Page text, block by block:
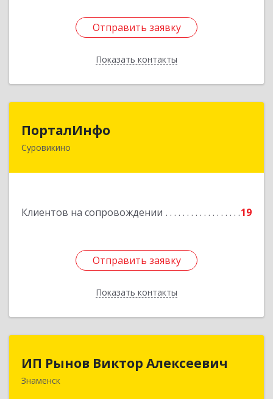
Отправить заявку
Показать контакты
Отправить заявку
Назад
ПорталИнфо
Суровикино
Клиентов на сопровождении 19
Отправить заявку
Показать контакты
404414, г.Суровкино Волгоградской обл. ул. 1-й
Отправить заявку
Назад
ИП Рынов Виктор Алексеевич
Знаменск